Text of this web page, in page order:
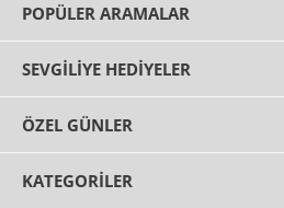
POPÜLER ARAMALAR
SEVGILIYE HEDIYELER
ÖZEL GÜNLER
KATEGORILER